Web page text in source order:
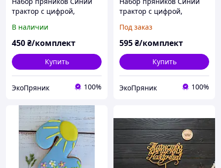
трактор с цифрой,
пряники в торт
В наличии
450₴/комплект
Купить
ЭкоПряник 100%
трактор с цифрой,
пряники в торт
Под заказ
595₴/комплект
Купить
ЭкоПряник 100%